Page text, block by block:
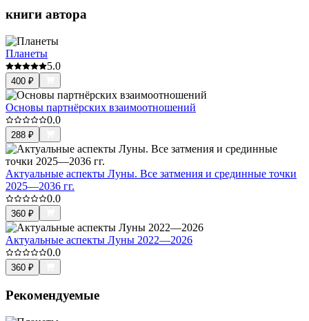
книги автора
Планеты
5.0
400 ₽
Основы партнёрских взаимоотношений
0.0
288 ₽
Актуальные аспекты Луны. Все затмения и срединные точки
2025—2036 гг.
0.0
360 ₽
Актуальные аспекты Луны 2022—2026
0.0
360 ₽
Рекомендуемые